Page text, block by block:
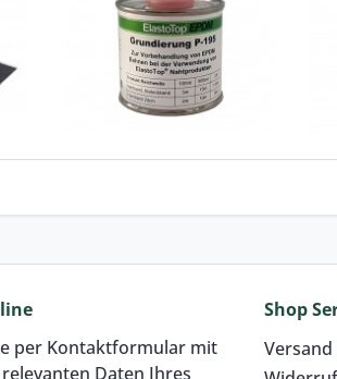
100 ml Grundierung
Inhalt0.1 Liter(€ 119,00 / 1 Liter)
per Kontaktformular mit
Daten Ihres
Shop